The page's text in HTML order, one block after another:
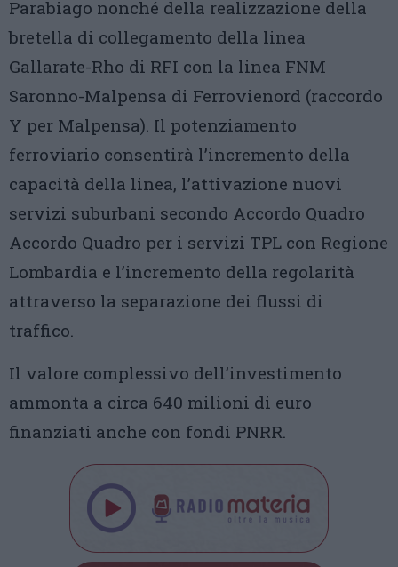
Parabiago nonché della realizzazione della
bretella di collegamento della linea
Gallarate-Rho di RFI con la linea FNM
Saronno-Malpensa di Ferrovienord (raccordo
Y per Malpensa). Il potenziamento
ferroviario consentirà l’incremento della
capacità della linea, l’attivazione nuovi
servizi suburbani secondo Accordo Quadro
Accordo Quadro per i servizi TPL con Regione
Lombardia e l’incremento della regolarità
attraverso la separazione dei flussi di
traffico.
Il valore complessivo dell’investimento
ammonta a circa 640 milioni di euro
finanziati anche con fondi PNRR.